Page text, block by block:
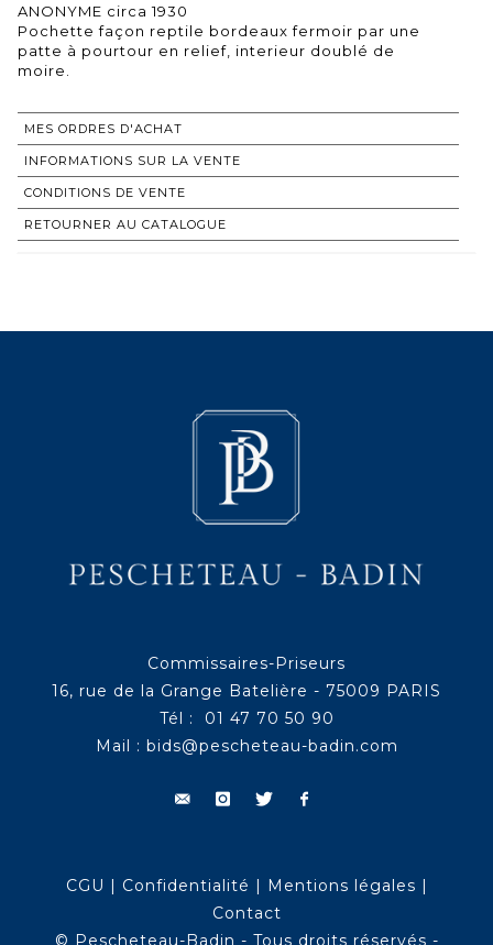
ANONYME circa 1930
Pochette façon reptile bordeaux fermoir par une
patte à pourtour en relief, interieur doublé de
moire.
MES ORDRES D'ACHAT
INFORMATIONS SUR LA VENTE
CONDITIONS DE VENTE
RETOURNER AU CATALOGUE
Commissaires-Priseurs
16, rue de la Grange Batelière - 75009 PARIS
Tél : 01 47 70 50 90
Mail : bids@pescheteau-badin.com
CGU | Confidentialité | Mentions légales |
Contact
© Pescheteau-Badin - Tous droits réservés -